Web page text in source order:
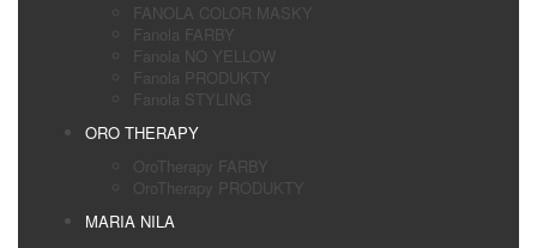
FANOLA COLOR MASKY
Fanola FARBY
Fanola NO YELLOW
Fanola PRODUKTY
Fanola STYLING
ORO THERAPY
OroTherapy FARBY
OroTherapy PRODUKTY
MARIA NILA